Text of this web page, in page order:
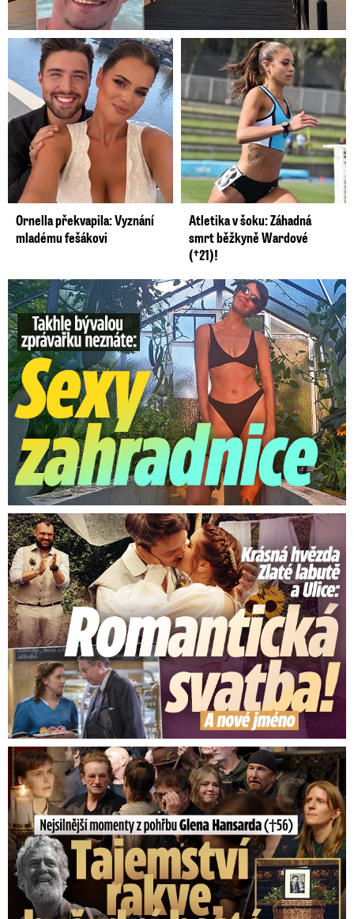
Ornella překvapila: Vyznání
mladému fešákovi
Atletika v šoku: Záhadná
smrt běžkyně Wardové
(†21)!
Takhle slavnou moderátorku neznáte: Lašková pečuje o ...
Krásná hvězda Zlaté labutě a Ulice: Romantická svatba
Nejsilnější momenty z pohřbu Glena Hansarda (†56)